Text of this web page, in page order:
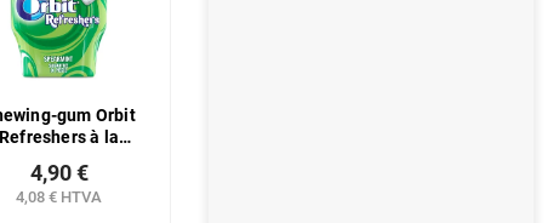
gum Orbit
Refreshers à la
de 67 g
4,08 € HTVA
4,90 €